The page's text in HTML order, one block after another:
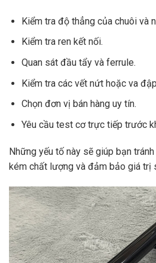
Kiểm tra độ thẳng của chuôi và
Kiểm tra ren kết nối.
Quan sát đầu tẩy và ferrule.
Kiểm tra các vết nứt hoặc va
Chọn đơn vị bán hàng uy tín.
Yêu cầu test cơ trực tiếp trước
Những yếu tố này sẽ giúp bạn
kém chất lượng và đảm bảo giá trị